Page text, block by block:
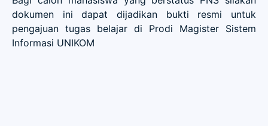
dokumen ini dapat dijadikan bukti resmi untuk
pengajuan tugas belajar di Prodi Magister Sistem
Informasi UNIKOM